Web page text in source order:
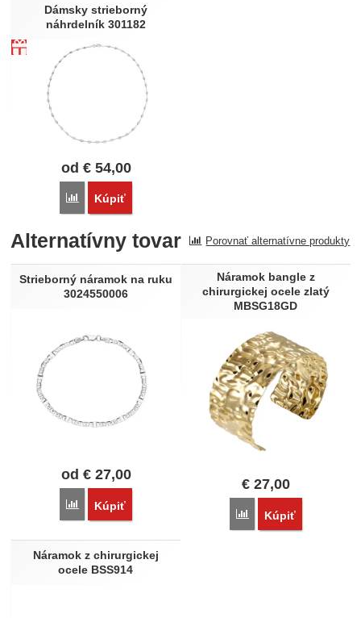
Nebola pridaná žiadna recenzia.
Dámsky strieborný
náhrdelník 301182
od €54,00
Porovnať
Kúpiť
Alternatívny tovar Porovnať alternatívne produkty
Strieborný náramok na ruku
3024550006
od €27,00
Porovnať
Kúpiť
Náramok bangle z
chirurgickej ocele zlatý
MBSG18GD
€27,00
Porovnať
Kúpiť
Náramok z chirurgickej
ocele BSS914